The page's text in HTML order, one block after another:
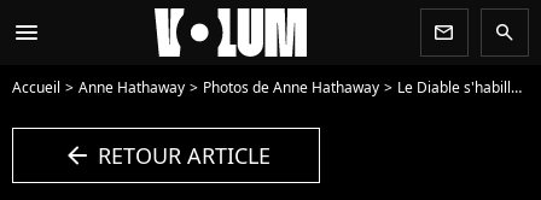
menu newsletter search
Accueil Anne Hathaway Photos de Anne Hathaway Le Diable s'habille en Prada : la superposition de plusieurs colliers - Photo
arrow_left RETOUR ARTICLE